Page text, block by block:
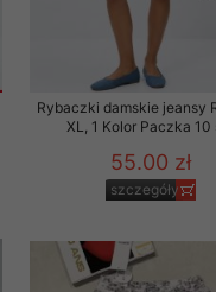
Rybaczki damskie jeansy
XL, 1 Kolor Paczka 10
55.00 zł
szczegóły